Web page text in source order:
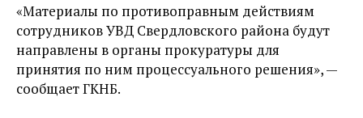
«Материалы по противоправным действиям
сотрудников УВД Свердловского района будут
направлены в органы прокуратуры для
принятия по ним процессуального решения», —
сообщает ГКНБ.